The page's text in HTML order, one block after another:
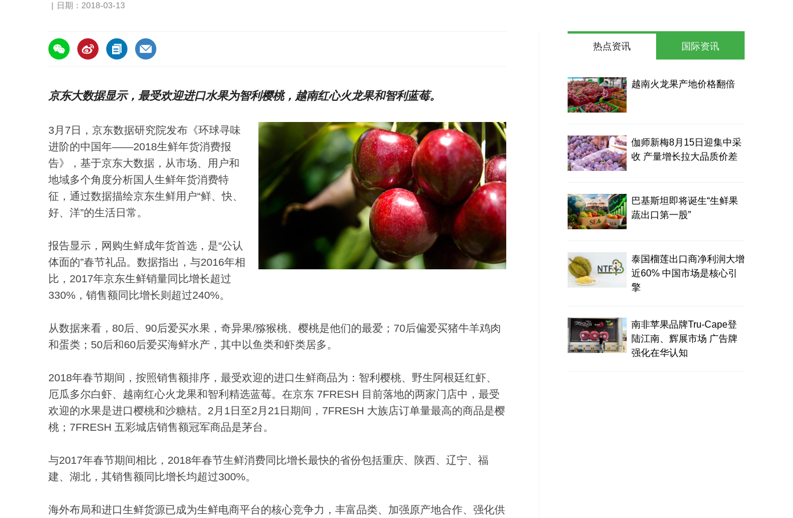
日期：2018-03-13
https://asiafruitchina.net/16715.html
京东大数据显示，最受欢迎进口水果为智利樱桃，越南红心火龙果和智利蓝莓。
3月7日，京东数据研究院发布《环球寻味
进阶的中国年——2018生鲜年货消费报
告》，基于京东大数据，从市场、用户和
地域多个角度分析国人生鲜年货消费特
征，通过数据描绘京东生鲜用户“鲜、快、
好、洋”的生活日常。
报告显示，网购生鲜成年货首选，是“公认
体面的”春节礼品。数据指出，与2016年相
比，2017年京东生鲜销量同比增长超过
330%，销售额同比增长则超过240%。
从数据来看，80后、90后爱买水果，奇异果/猕猴桃、樱桃是他们的最爱；70后偏爱买猪牛羊鸡肉
和蛋类；50后和60后爱买海鲜水产，其中以鱼类和虾类居多。
2018年春节期间，按照销售额排序，最受欢迎的进口生鲜商品为：智利樱桃、野生阿根廷红虾、
厄瓜多尔白虾、越南红心火龙果和智利精选蓝莓。在京东 7FRESH 目前落地的两家门店中，最受
欢迎的水果是进口樱桃和沙糖桔。2月1日至2月21日期间，7FRESH 大族店订单量最高的商品是樱
桃；7FRESH 五彩城店销售额冠军商品是茅台。
与2017年春节期间相比，2018年春节生鲜消费同比增长最快的省份包括重庆、陕西、辽宁、福
建、湖北，其销售额同比增长均超过300%。
海外布局和进口生鲜货源已成为生鲜电商平台的核心竞争力，丰富品类、加强原产地合作、强化供
热点资讯
越南火龙果产地价格翻倍
伽师新梅8月15日迎集中采
收 产量增长拉大品质价差
巴基斯坦即将诞生“生鲜果
蔬出口第一股”
泰国榴莲出口商净利润大增
近60% 中国市场是核心引
擎
南非苹果品牌Tru-Cape登
陆江南、辉展市场 广告牌
强化在华认知
国际资讯